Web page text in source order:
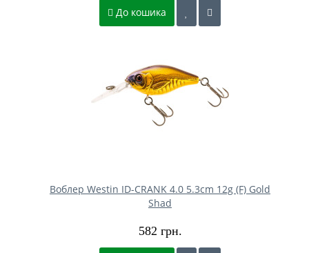
До кошика
Воблер Westin ID-CRANK 4.0 5.3cm 12g (F) Gold
Shad
582 грн.